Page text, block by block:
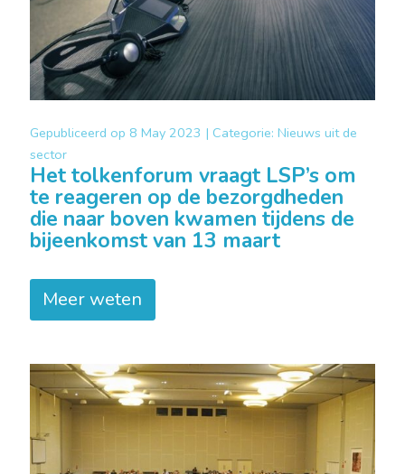
Gepubliceerd op 8 May 2023 | Categorie: Nieuws uit de
sector
Het tolkenforum vraagt LSP’s om
te reageren op de bezorgdheden
die naar boven kwamen tijdens de
bijeenkomst van 13 maart
Meer weten